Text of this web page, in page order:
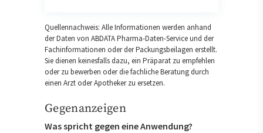
Quellennachweis: Alle Informationen werden anhand
der Daten von ABDATA Pharma-Daten-Service und der
Fachinformationen oder der Packungsbeilagen erstellt.
Sie dienen keinesfalls dazu, ein Präparat zu empfehlen
oder zu bewerben oder die fachliche Beratung durch
einen Arzt oder Apotheker zu ersetzen.
Gegenanzeigen
Was spricht gegen eine Anwendung?